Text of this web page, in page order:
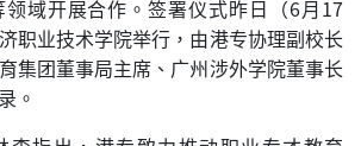
域开展合作。签署仪式昨日（6月17
职业技术学院举行，由港专协理副校长
集团董事局主席、广州涉外学院董事长
。